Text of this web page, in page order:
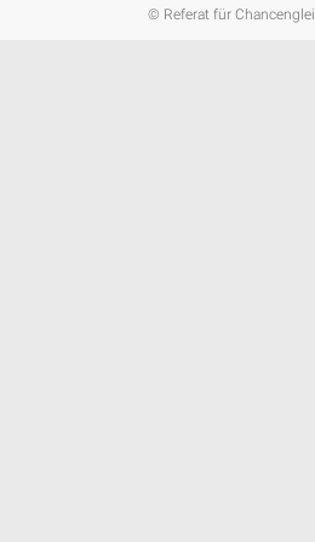
© Referat für